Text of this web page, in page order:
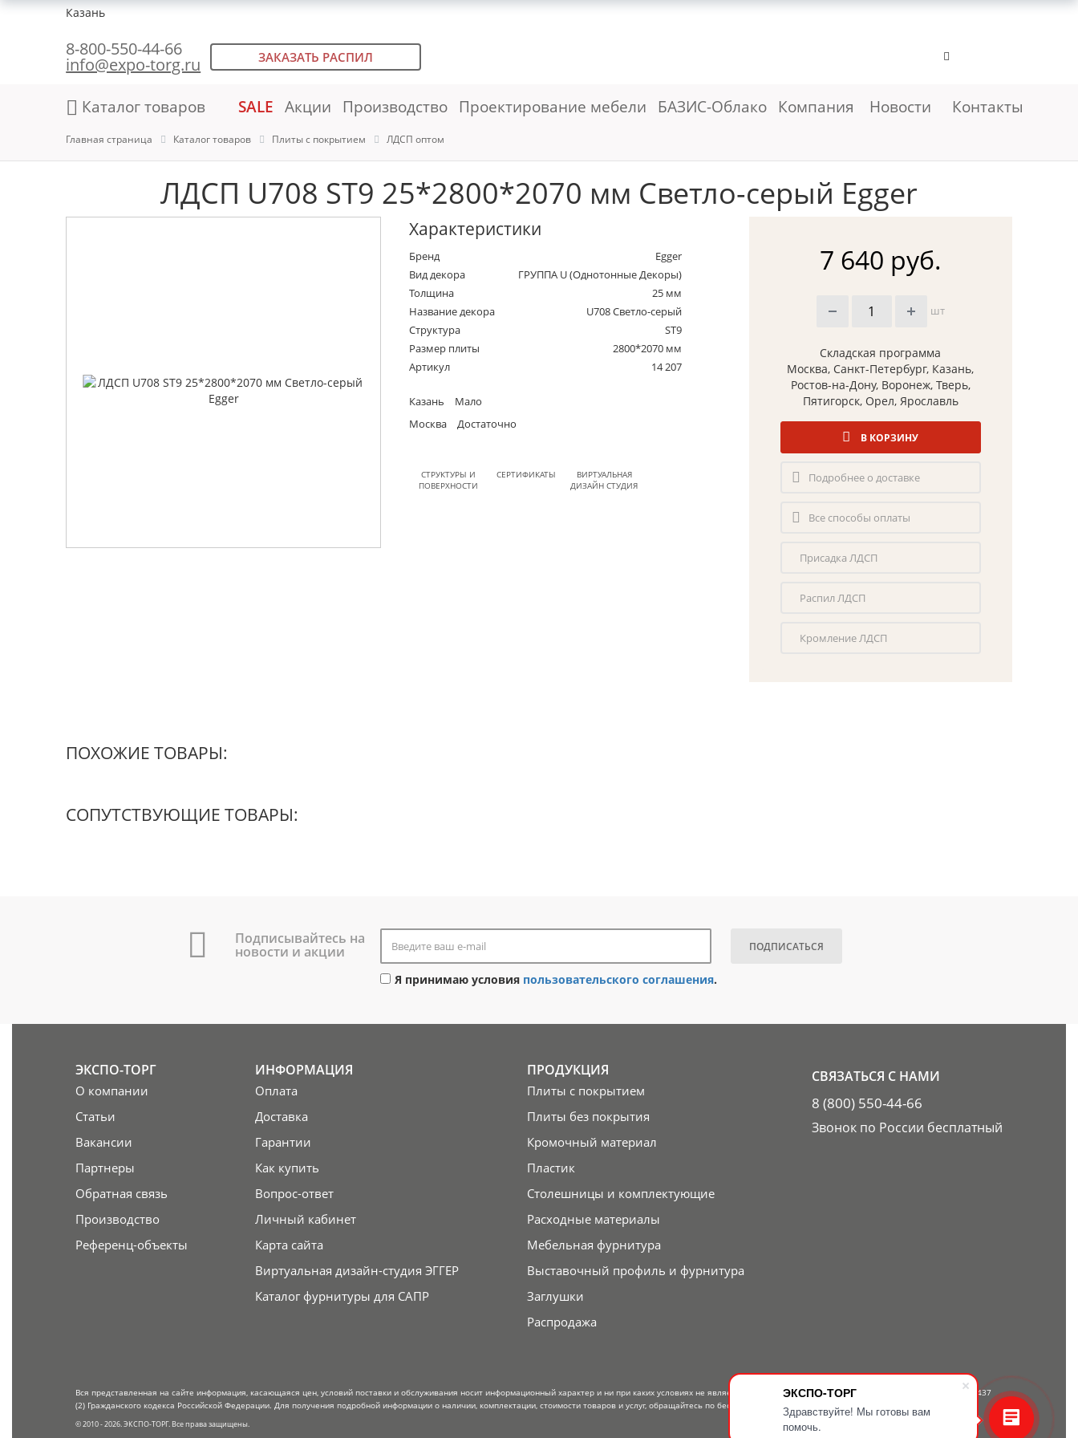
ЭКСПО-ТОРГ
Здравствуйте! Мы готовы вам
помочь.
Казань
8-800-550-44-66
info@expo-torg.ru ЗАКАЗАТЬ РАСПИЛ
Каталог товаров SALE Акции Производство Проектирование мебели БАЗИС-Облако Компания Новости Контакты
Главная страница Каталог товаров Плиты с покрытием ЛДСП оптом
ЛДСП U708 ST9 25*2800*2070 мм Светло-серый Egger
Характеристики
Бренд
Egger
Вид декора
ГРУППА U (Однотонные Декоры)
Толщина
25 мм
Название декора
U708 Светло-серый
Структура
ST9
Размер плиты
2800*2070 мм
Артикул
14 207
Казань
Мало
Москва
Достаточно
СТРУКТУРЫ И
ПОВЕРХНОСТИ
СЕРТИФИКАТЫ
ВИРТУАЛЬНАЯ
ДИЗАЙН СТУДИЯ
7 640 руб.
шт
Складская программа
Москва, Санкт-Петербург, Казань,
Ростов-на-Дону, Воронеж, Тверь,
Пятигорск, Орел, Ярославль
В КОРЗИНУ
Подробнее о доставке
Все способы оплаты
Присадка ЛДСП
Распил ЛДСП
Кромление ЛДСП
ПОХОЖИЕ ТОВАРЫ:
СОПУТСТВУЮЩИЕ ТОВАРЫ:
Подписывайтесь на
новости и акции ПОДПИСАТЬСЯ
Я принимаю условия пользовательского соглашения.
ЭКСПО-ТОРГ
О компании
Статьи
Вакансии
Партнеры
Обратная связь
Производство
Референц-объекты
ИНФОРМАЦИЯ
Оплата
Доставка
Гарантии
Как купить
Вопрос-ответ
Личный кабинет
Карта сайта
Виртуальная дизайн-студия ЭГГЕР
Каталог фурнитуры для САПР
ПРОДУКЦИЯ
Плиты с покрытием
Плиты без покрытия
Кромочный материал
Пластик
Столешницы и комплектующие
Расходные материалы
Мебельная фурнитура
Выставочный профиль и фурнитура
Заглушки
Распродажа
СВЯЗАТЬСЯ С НАМИ
8 (800) 550-44-66
Звонок по России бесплатный
Вся представленная на сайте информация, касающаяся цен, условий поставки и обслуживания носит информационный характер и ни при каких условиях не является публичной офертой, определяемой положениями Статьи 437
(2) Гражданского кодекса Российской Федерации. Для получения подробной информации о наличии, комплектации, стоимости товаров и услуг, обращайтесь по бесплатному телефону — 8-800-550-44-66.
© 2010 - 2026. ЭКСПО-ТОРГ. Все права защищены.